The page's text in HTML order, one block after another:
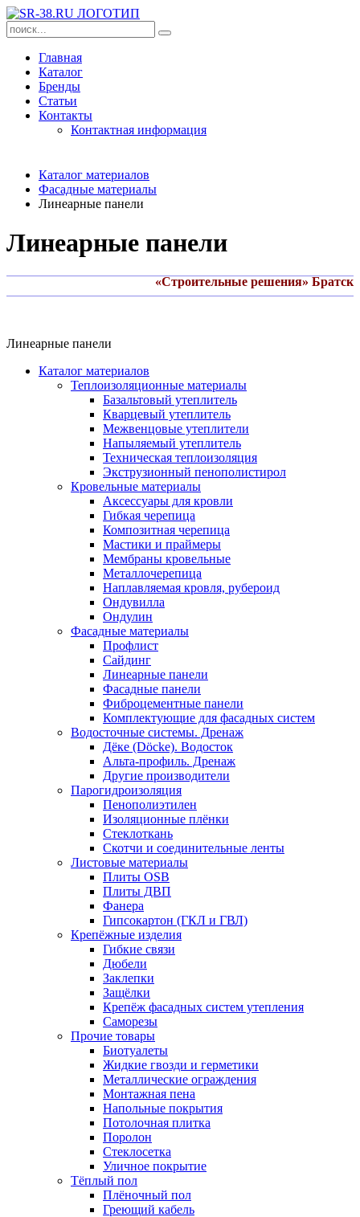
Главная
Каталог
Бренды
Статьи
Контакты
Контактная информация
Каталог материалов
Фасадные материалы
Линеарные панели
Линеарные панели
«Строительные решения» Братск
Линеарные панели
Каталог материалов
Теплоизоляционные материалы
Базальтовый утеплитель
Кварцевый утеплитель
Межвенцовые утеплители
Напыляемый утеплитель
Техническая теплоизоляция
Экструзионный пенополистирол
Кровельные материалы
Аксессуары для кровли
Гибкая черепица
Композитная черепица
Мастики и праймеры
Мембраны кровельные
Металлочерепица
Наплавляемая кровля, рубероид
Ондувилла
Ондулин
Фасадные материалы
Профлист
Сайдинг
Линеарные панели
Фасадные панели
Фиброцементные панели
Комплектующие для фасадных систем
Водосточные системы. Дренаж
Дёке (Döcke). Водосток
Альта-профиль. Дренаж
Другие производители
Парогидроизоляция
Пенополиэтилен
Изоляционные плёнки
Стеклоткань
Скотчи и соединительные ленты
Листовые материалы
Плиты OSB
Плиты ДВП
Фанера
Гипсокартон (ГКЛ и ГВЛ)
Крепёжные изделия
Гибкие связи
Дюбели
Заклепки
Защёлки
Крепёж фасадных систем утепления
Саморезы
Прочие товары
Биотуалеты
Жидкие гвозди и герметики
Металлические ограждения
Монтажная пена
Напольные покрытия
Потолочная плитка
Поролон
Стеклосетка
Уличное покрытие
Тёплый пол
Плёночный пол
Греющий кабель